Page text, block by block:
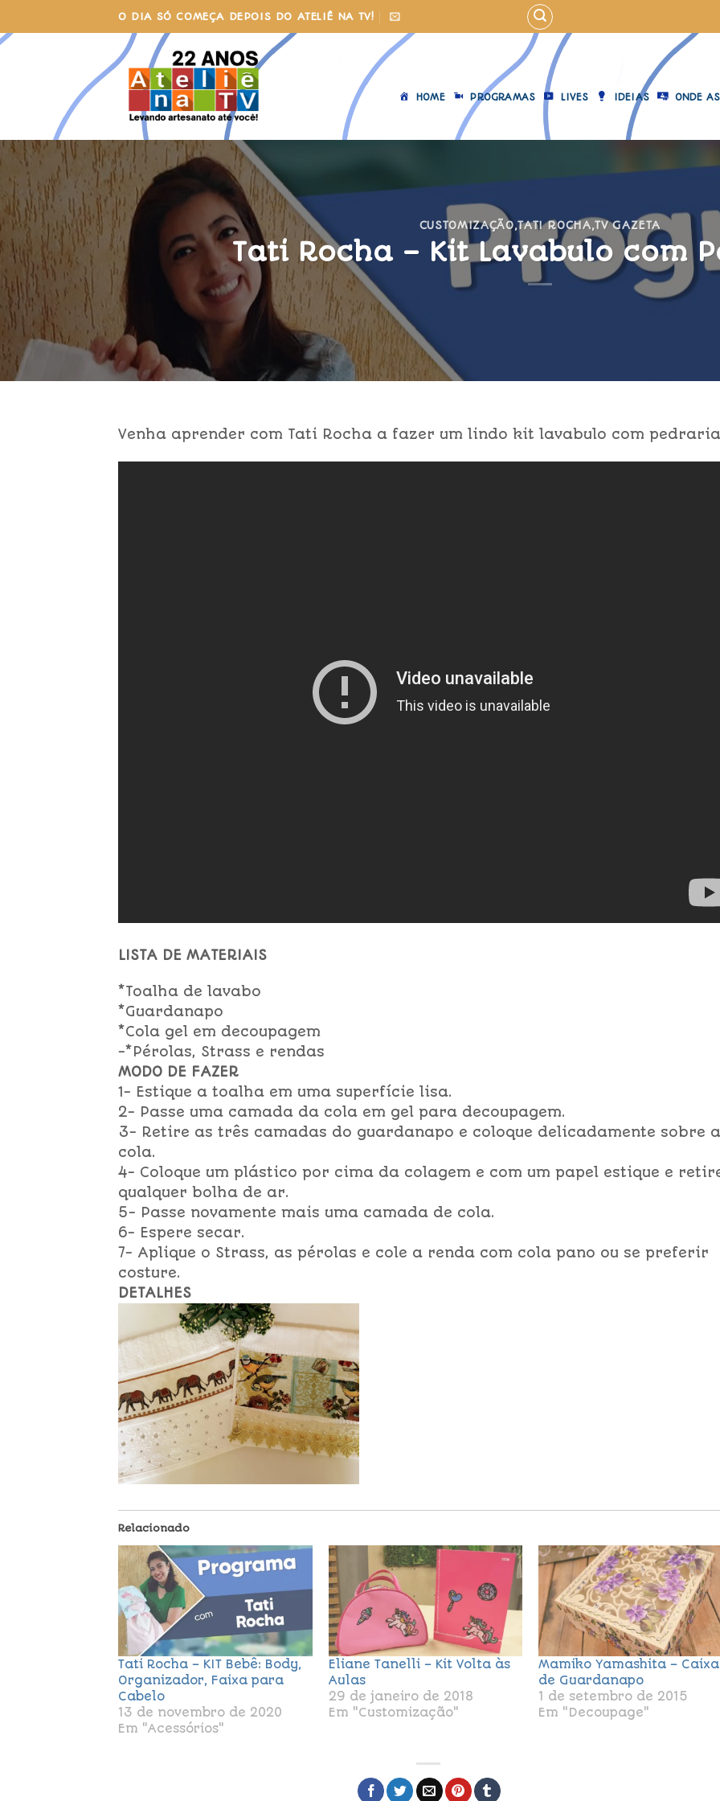
to
content
O DIA SÓ COMEÇA DEPOIS DO ATELIÊ NA TV!
HOME PROGRAMAS LIVES IDEIAS ONDE
CUSTOMIZAÇÃO,TATI ROCHA,TV GAZETA
Tati Rocha – Kit Lavabulo com
Venha aprender com Tati Rocha a fazer um lindo kit lavabulo com
LISTA DE MATERIAIS
*Toalha de lavabo
*Guardanapo
*Cola gel em decoupagem
-*Pérolas, Strass e rendas
MODO DE FAZER
1- Estique a toalha em uma superfície lisa.
2- Passe uma camada da cola em gel para decoupagem.
3- Retire as três camadas do guardanapo e coloque delicadamente sobre a
cola.
4- Coloque um plástico por cima da colagem e com um papel estique e
qualquer bolha de ar.
5- Passe novamente mais uma camada de cola.
6- Espere secar.
7- Aplique o Strass, as pérolas e cole a renda com cola pano ou se preferir
costure.
DETALHES
Relacionado
Tati Rocha – KIT Bebê: Body,
Organizador, Faixa para
Cabelo
13 de novembro de 2020
Em "Acessórios"
Eliane Tanelli – Kit Volta às
Aulas
29 de janeiro de 2018
Em "Customização"
Mamiko Yamashita – Caixa
de Guardanapo
1 de setembro de 2015
Em "Decoupage"